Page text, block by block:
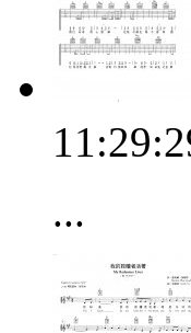
...